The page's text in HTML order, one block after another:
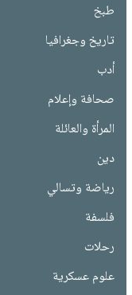
طبخ
تاريخ وجغرافيا
أدب
صحافة وإعلام
المرأة والعائلة
دين
رياضة وتسالي
فلسفة
رحلات
علوم عسكرية